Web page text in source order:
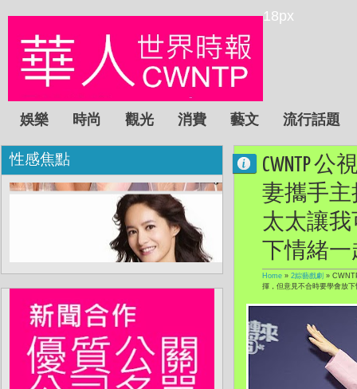
18px
娛樂 時尚 觀光 消費 藝文 流行話題
CWNTP
妻攜手主
太太讓
下情緒
Home » 2綜藝戲劇 »
揮，但意見不合時要學會放
性感焦點